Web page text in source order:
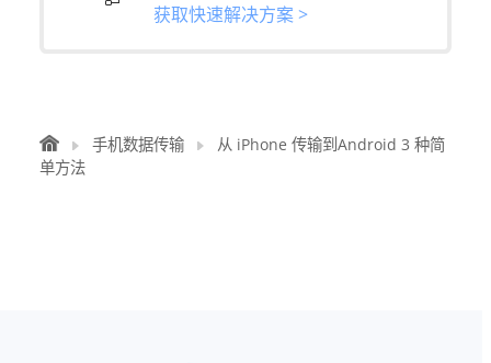
获取快速解决方案 >
手机数据传输
从 iPhone 传输到Android 3 种简
单方法